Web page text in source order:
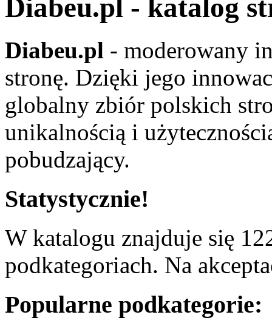
Diabeu.pl - katalog
Diabeu.pl - moderowany
stronę. Dzięki jego
globalny zbiór polskich
unikalnością i
pobudzający.
Statystycznie!
W katalogu znajduje się
podkategoriach. Na
Popularne podkategorie: